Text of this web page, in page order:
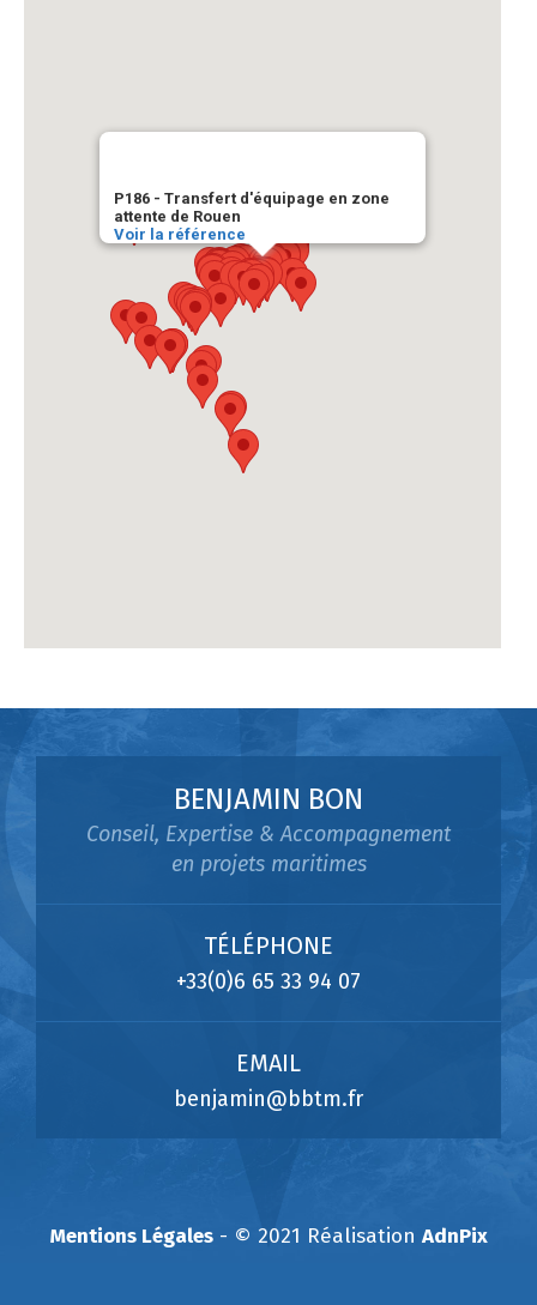
BENJAMIN BON
Conseil, Expertise & Accompagnement
en projets maritimes
TÉLÉPHONE
+33(0)6 65 33 94 07
EMAIL
benjamin@bbtm.fr
Mentions Légales- © 2021 Réalisation AdnPix